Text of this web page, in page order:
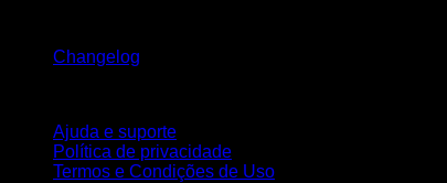
Changelog
Ajuda e suporte
Política de privacidade
Termos e Condições de Uso